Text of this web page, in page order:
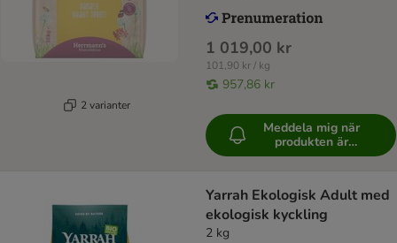
2 varianter
1 019,00 kr
101,90 kr / kg
957,86 kr
Meddela mig när
produkten är
tillgänglig
Yarrah Ekologisk Adult med
ekologisk kyckling
2 kg